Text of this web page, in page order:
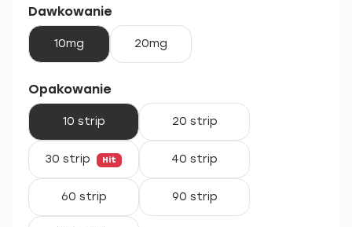
Dawkowanie
10mg 20mg
Opakowanie
10 strip 20 strip
30 strip Hit 40 strip
60 strip 90 strip